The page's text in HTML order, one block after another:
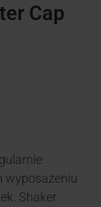
Cap
wyposażeniu
Shaker